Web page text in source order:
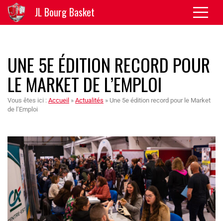
JL Bourg Basket
UNE 5E ÉDITION RECORD POUR
LE MARKET DE L’EMPLOI
Vous êtes ici : Accueil » Actualités » Une 5e édition record pour le Market
de l’Emploi